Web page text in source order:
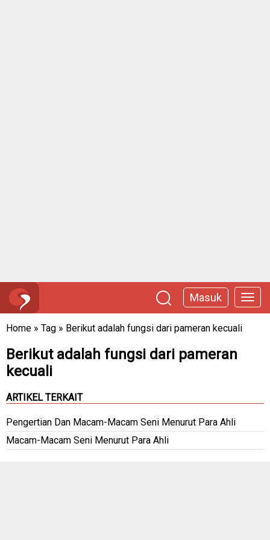
Masuk
Home » Tag » Berikut adalah fungsi dari pameran kecuali
Berikut adalah fungsi dari pameran
kecuali
ARTIKEL TERKAIT
Pengertian Dan Macam-Macam Seni Menurut Para Ahli
Macam-Macam Seni Menurut Para Ahli